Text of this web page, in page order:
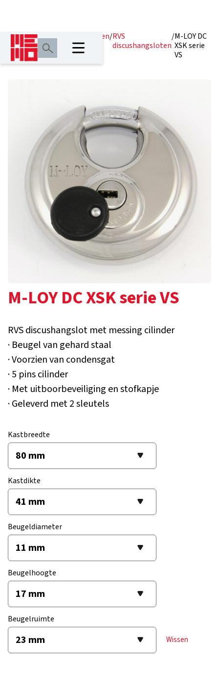
Home/Producten Hangsloten/RVS
discushangsloten
/M-LOY DC
XSK serie
VS
M-LOY DC XSK serie VS
RVS discushangslot met messing cilinder
· Beugel van gehard staal
· Voorzien van condensgat
· 5 pins cilinder
· Met uitboorbeveiliging en stofkapje
· Geleverd met 2 sleutels
Kastbreedte
Kastdikte
Beugeldiameter
Beugelhoogte
Beugelruimte
Wissen